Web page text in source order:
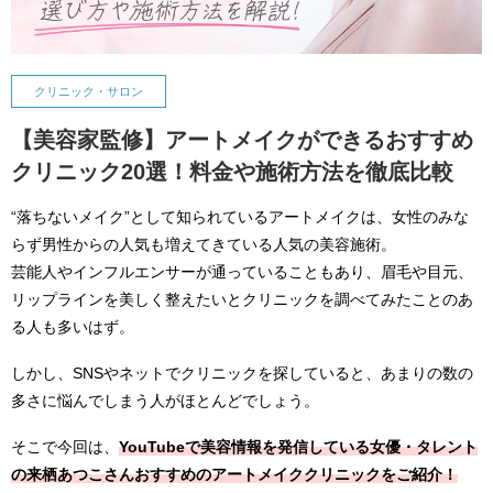
クリニック・サロン
【美容家監修】アートメイクができるおすすめ
クリニック20選！料金や施術方法を徹底比較
“落ちないメイク”として知られているアートメイクは、女性のみな
らず男性からの人気も増えてきている人気の美容施術。
芸能人やインフルエンサーが通っていることもあり、眉毛や目元、
リップラインを美しく整えたいとクリニックを調べてみたことのあ
る人も多いはず。
しかし、SNSやネットでクリニックを探していると、あまりの数の
多さに悩んでしまう人がほとんどでしょう。
そこで今回は、 YouTubeで美容情報を発信している女優・タレント
の来栖あつこさんおすすめのアートメイククリニックをご紹介！